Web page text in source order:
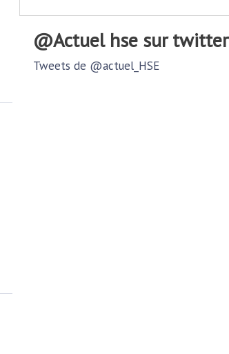
@actuel hse sur twitter
Tweets de @actuel_HSE